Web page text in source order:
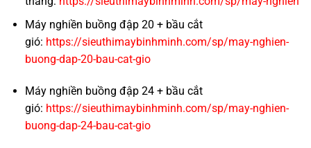
Máy nghiền buồng đập 20 + bầu cắt
gió: https://sieuthimaybinhminh.com/sp/may-nghien-
buong-dap-20-bau-cat-gio
Máy nghiền buồng đập 24 + bầu cắt
gió: https://sieuthimaybinhminh.com/sp/may-nghien-
buong-dap-24-bau-cat-gio